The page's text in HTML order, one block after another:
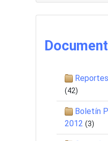
(42)
Boletín
2012 (3)